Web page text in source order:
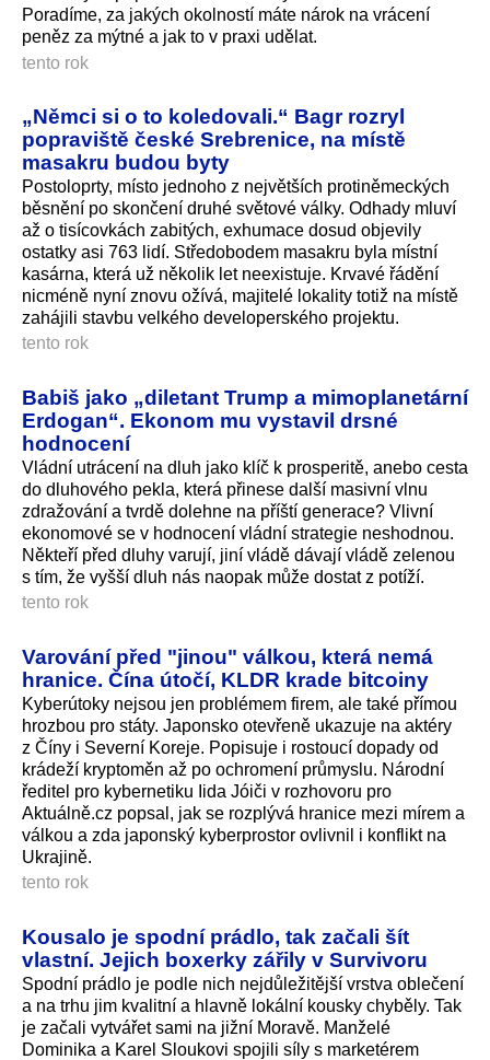
Poradíme, za jakých okolností máte nárok na vrácení
peněz za mýtné a jak to v praxi udělat.
tento rok
„Němci si o to koledovali.“ Bagr rozryl
popraviště české Srebrenice, na místě
masakru budou byty
Postoloprty, místo jednoho z největších protiněmeckých
běsnění po skončení druhé světové války. Odhady mluví
až o tisícovkách zabitých, exhumace dosud objevily
ostatky asi 763 lidí. Středobodem masakru byla místní
kasárna, která už několik let neexistuje. Krvavé řádění
nicméně nyní znovu ožívá, majitelé lokality totiž na místě
zahájili stavbu velkého developerského projektu.
tento rok
Babiš jako „diletant Trump a mimoplanetární
Erdogan“. Ekonom mu vystavil drsné
hodnocení
Vládní utrácení na dluh jako klíč k prosperitě, anebo cesta
do dluhového pekla, která přinese další masivní vlnu
zdražování a tvrdě dolehne na příští generace? Vlivní
ekonomové se v hodnocení vládní strategie neshodnou.
Někteří před dluhy varují, jiní vládě dávají vládě zelenou
s tím, že vyšší dluh nás naopak může dostat z potíží.
tento rok
Varování před "jinou" válkou, která nemá
hranice. Čína útočí, KLDR krade bitcoiny
Kyberútoky nejsou jen problémem firem, ale také přímou
hrozbou pro státy. Japonsko otevřeně ukazuje na aktéry
z Číny i Severní Koreje. Popisuje i rostoucí dopady od
krádeží kryptoměn až po ochromení průmyslu. Národní
ředitel pro kybernetiku Iida Jóiči v rozhovoru pro
Aktuálně.cz popsal, jak se rozplývá hranice mezi mírem a
válkou a zda japonský kyberprostor ovlivnil i konflikt na
Ukrajině.
tento rok
Kousalo je spodní prádlo, tak začali šít
vlastní. Jejich boxerky zářily v Survivoru
Spodní prádlo je podle nich nejdůležitější vrstva oblečení
a na trhu jim kvalitní a hlavně lokální kousky chyběly. Tak
je začali vytvářet sami na jižní Moravě. Manželé
Dominika a Karel Sloukovi spojili síly s marketérem